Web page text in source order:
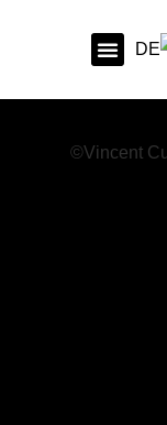
DE
EN
©Vincent